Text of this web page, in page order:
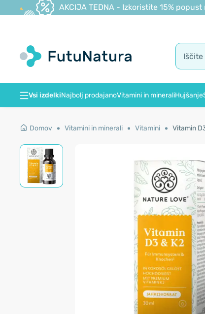
AKCIJA TEDNA - Izkoristite 15%
Vsi izdelkiNajbolj prodajanoVitamini in mineraliHujšanje
Domov Vitamini in minerali Vitamini Vitamin